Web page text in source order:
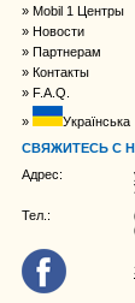
Mobil 1 Центры
Новости
Партнерам
Контакты
F.A.Q.
Українська
СВЯЖИТЕСЬ С
Адрес:
Тел.: